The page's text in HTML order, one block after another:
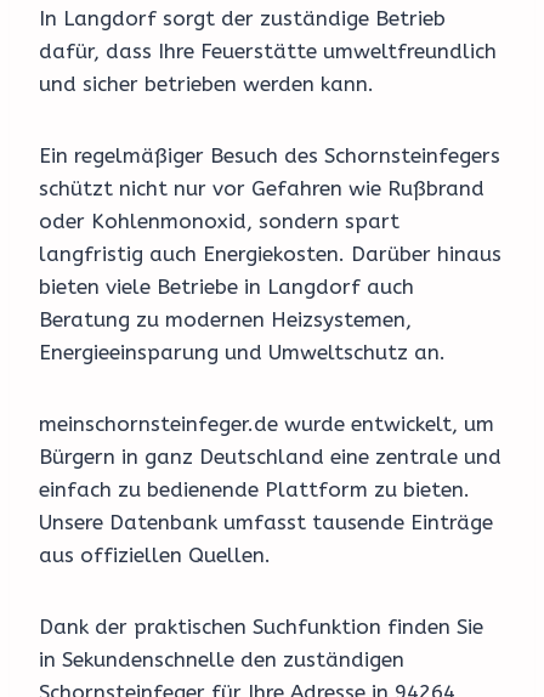
In Langdorf sorgt der zuständige Betrieb
dafür, dass Ihre Feuerstätte umweltfreundlich
und sicher betrieben werden kann.
Ein regelmäßiger Besuch des Schornsteinfegers
schützt nicht nur vor Gefahren wie Rußbrand
oder Kohlenmonoxid, sondern spart
langfristig auch Energiekosten. Darüber hinaus
bieten viele Betriebe in Langdorf auch
Beratung zu modernen Heizsystemen,
Energieeinsparung und Umweltschutz an.
meinschornsteinfeger.de wurde entwickelt, um
Bürgern in ganz Deutschland eine zentrale und
einfach zu bedienende Plattform zu bieten.
Unsere Datenbank umfasst tausende Einträge
aus offiziellen Quellen.
Dank der praktischen Suchfunktion finden Sie
in Sekundenschnelle den zuständigen